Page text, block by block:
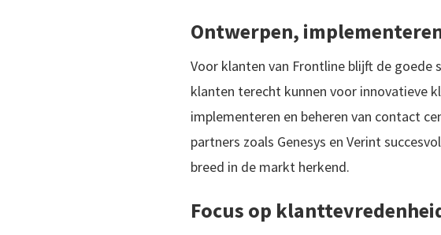
Ontwerpen,
Voor klanten van Frontline blijft de goede
klanten terecht kunnen voor innovatieve
implementeren en beheren van contact
partners zoals Genesys en Verint
breed in de markt herkend.
Focus op